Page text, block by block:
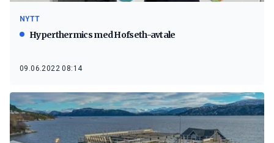
NYTT
Hyperthermics med Hofseth-avtale
09.06.2022 08:14